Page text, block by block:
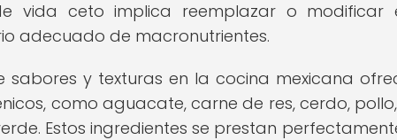
vida ceto implica reemplazar o modificar
adecuado de macronutrientes.
sabores y texturas en la cocina mexicana
como aguacate, carne de res, cerdo,
Estos ingredientes se prestan